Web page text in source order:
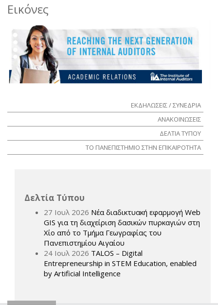
Εικόνες
ΕΚΔΗΛΩΣΕΙΣ / ΣΥΝΕΔΡΙΑ
ΑΝΑΚΟΙΝΩΣΕΙΣ
ΔΕΛΤΙΑ ΤΥΠΟΥ
ΤΟ ΠΑΝΕΠΙΣΤΗΜΙΟ ΣΤΗΝ ΕΠΙΚΑΙΡΟΤΗΤΑ
Δελτία Τύπου
27 Ιουλ 2026 Νέα διαδικτυακή εφαρμογή Web
GIS για τη διαχείριση δασικών πυρκαγιών στη
Χίο από το Τμήμα Γεωγραφίας του
Πανεπιστημίου Αιγαίου
24 Ιουλ 2026 TALOS – Digital
Entrepreneurship in STEM Education, enabled
by Artificial Intelligence